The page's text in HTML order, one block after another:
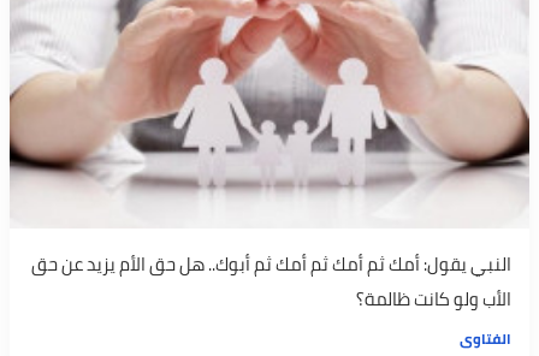
النبي يقول: أمك ثم أمك ثم أمك ثم أبوك.. هل حق الأم يزيد عن حق
الأب ولو كانت ظالمة؟
الفتاوى